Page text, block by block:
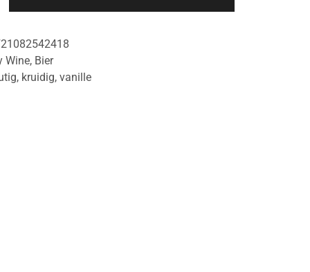
Wine, Bier
, kruidig, vanille